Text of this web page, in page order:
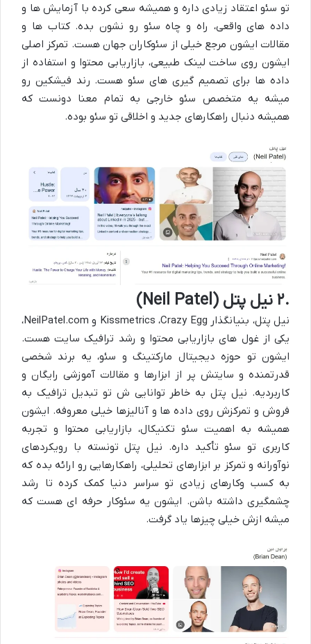
تو سئو اعتقاد زیادی داره و همیشه سعی کرده با آزمایش ها و
داده های واقعی، راه و چاه سئو رو نشون بده. کتاب ها و
مقالات ایشون مرجع خیلی از سئوکاران جهان هست. تمرکز اصلی
ایشون روی ساخت لینک طبیعی، بازاریابی محتوا و استفاده از
داده ها برای تصمیم گیری های سئو هست. رند فیشکین رو
میشه یه متخصص سئو خارجیبه تمام معنا دونست که
همیشه دنبال راهکارهای جدید و اخلاقی تو سئو بوده.
۲. نیل پتل (Neil Patel
)
نیل پتل، بنیانگذار Crazy Egg، Kissmetrics و NeilPatel.com،
یکی از غول های بازاریابی محتوا و رشد ترافیک سایت هست.
ایشون تو حوزه دیجیتال مارکتینگ و سئو، یه برند شخصی
قدرتمنده و سایتش پر از ابزارها و مقالات آموزشی رایگان و
کاربردیه. نیل پتل به خاطر توانایی ش تو تبدیل ترافیک به
فروش و تمرکزش روی داده ها و آنالیزها خیلی معروفه. ایشون
همیشه به اهمیت سئو تکنیکال، بازاریابی محتوا و تجربه
کاربری تو سئو تأکید داره. نیل پتل تونسته با رویکردهای
نوآورانه و تمرکز بر ابزارهای تحلیلی، راهکارهایی رو ارائه بده که
به کسب وکارهای زیادی تو سراسر دنیا کمک کرده تا رشد
چشمگیری داشته باشن. ایشون یه سئوکار حرفه ایهست که
میشه ازش خیلی چیزها یاد گرفت.